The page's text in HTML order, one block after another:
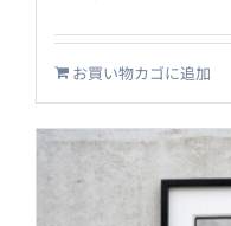
お買い物カゴに追加